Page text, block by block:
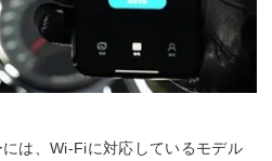
は、Wi-Fiに対応しているモデル